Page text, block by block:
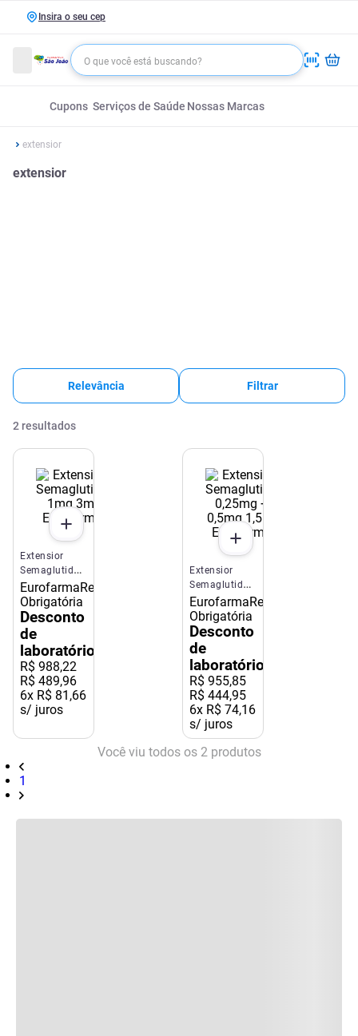
Insira o seu cep
Cupons Serviços de Saúde Nossas Marcas
extensior
extensior
Relevância Filtrar
2 resultados
Extensior
Semaglutida
1mg 3ml
Eurofarma
EurofarmaReceita
Obrigatória
Desconto
de
laboratório
R$ 988,22
R$ 489,96
6x R$ 81,66
s/ juros
Extensior
Semaglutida
0,25mg +
0,5mg 1,5ml
Eurofarma
EurofarmaReceita
Obrigatória
Desconto
de
laboratório
R$ 955,85
R$ 444,95
6x R$ 74,16
s/ juros
Você viu todos os 2 produtos
1